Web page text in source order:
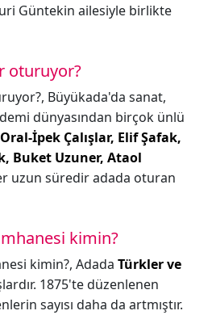
Güntekin ailesiyle birlikte
oturuyor?
Büyükada'da sanat,
dünyasından birçok ünlü
Oral-İpek Çalışlar, Elif Şafak,
Buket Uzuner, Ataol
uzun süredir adada oturan
kimin?
kimin?, Adada Türkler ve
1875'te düzenlenen
sayısı daha da artmıştır.